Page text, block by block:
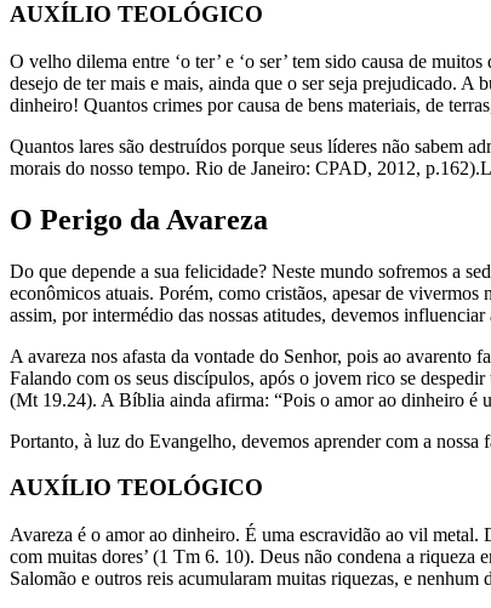
AUXÍLIO TEOLÓGICO
O velho dilema entre ‘o ter’ e ‘o ser’ tem sido causa de
desejo de ter mais e mais, ainda que o ser seja prejudicado.
dinheiro! Quantos crimes por causa de bens materiais, de
Quantos lares são destruídos porque seus líderes não sabem
morais do nosso tempo. Rio de Janeiro: CPAD, 2012,
O Perigo da Avareza
Do que depende a sua felicidade? Neste mundo sofremos a
econômicos atuais. Porém, como cristãos, apesar de
assim, por intermédio das nossas atitudes, devemos
A avareza nos afasta da vontade do Senhor, pois ao avarento
Falando com os seus discípulos, após o jovem rico se
(Mt 19.24). A Bíblia ainda afirma: “Pois o amor ao dinheiro é
Portanto, à luz do Evangelho, devemos aprender com a
AUXÍLIO TEOLÓGICO
Avareza é o amor ao dinheiro. É uma escravidão ao vil metal.
com muitas dores’ (1 Tm 6. 10). Deus não condena a riqueza
Salomão e outros reis acumularam muitas riquezas, e nenhum